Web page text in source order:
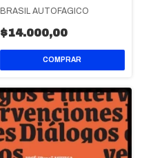
BRASIL AUTOFÁGICO
$14.000,00